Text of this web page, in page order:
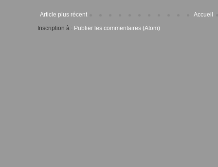
Article plus récent
Accueil
Inscription à : Publier les commentaires (Atom)